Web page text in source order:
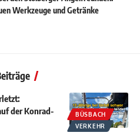
Werkzeuge und Getränke
BÜSBACH
VERKEHR
der Konrad-